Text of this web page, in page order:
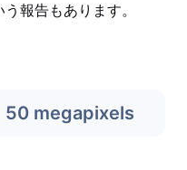
報告もあります。
50 megapixels